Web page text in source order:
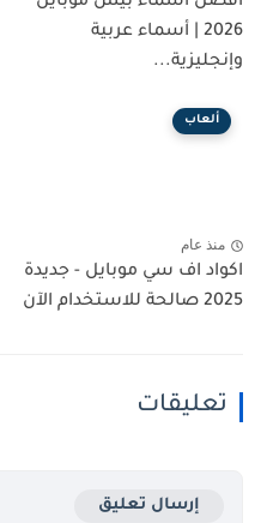
2026 | أسماء عربية
وإنجليزية...
ألعاب
منذ عام
اكواد اف سي موبايل - جديدة
2025 صالحة للاستخدام الآن
تعليقات
إرسال تعليق